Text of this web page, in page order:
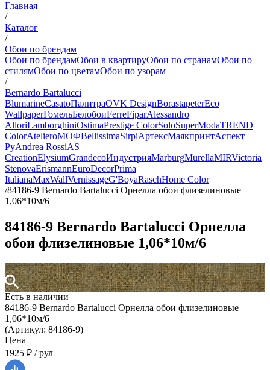
Главная
/
Каталог
/
Обои по брендам
Обои по брендамОбои в квартируОбои по странамОбои по
стилямОбои по цветамОбои по узорам
/
Bernardo Bartalucci
BlumarineCasatoПалитраOVK DesignBorastapeterEco
WallpaperГомельБелобоиFerreFiparAlessandro
AlloriLamborghiniOstimaPrestige ColorSoloSuperModaTREND
ColorAtelieroМОФBellissimaSirpiАртексМаякпринтАспект
РуAndrea RossiAS
CreationElysiumGrandecoИндустрияMarburgMurellaMIRVictoria
StenovaErismannEuroDecorPrima
ItalianaMaxWallVernissageG'BoyaRaschHome Color
/84186-9 Bernardo Bartalucci Орнелла обои флизелиновые
1,06*10м/6
84186-9 Bernardo Bartalucci Орнелла
обои флизелиновые 1,06*10м/6
Есть в наличии
84186-9 Bernardo Bartalucci Орнелла обои флизелиновые
1,06*10м/6
(Артикул: 84186-9)
Цена
1925 ₽ / рул